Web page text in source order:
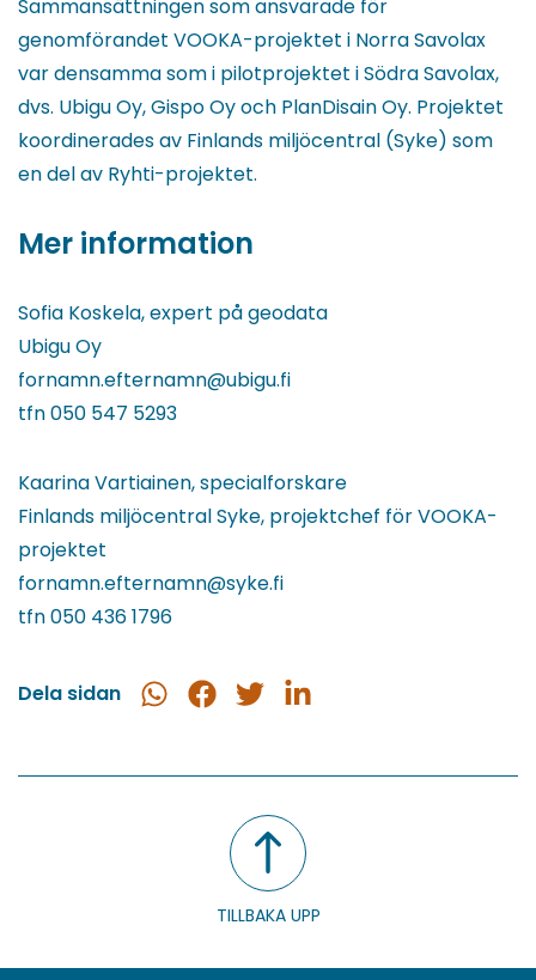
Sammansättningen som ansvarade för
genomförandet VOOKA-projektet i Norra Savolax
var densamma som i pilotprojektet i Södra Savolax,
dvs. Ubigu Oy, Gispo Oy och PlanDisain Oy. Projektet
koordinerades av Finlands miljöcentral (Syke) som
en del av Ryhti-projektet.
Mer information
Sofia Koskela, expert på geodata
Ubigu Oy
fornamn.efternamn@ubigu.fi
tfn 050 547 5293
Kaarina Vartiainen, specialforskare
Finlands miljöcentral Syke, projektchef för VOOKA-
projektet
fornamn.efternamn@syke.fi
tfn 050 436 1796
Dela sidan
Dela
Dela
Dela
Dela
TILLBAKA UPP